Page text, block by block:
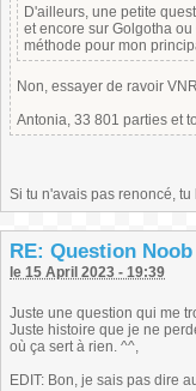
D'ailleurs, une petite
et encore sur Golgotha
méthode pour mon
Non, essayer de ravoir
Antonia, 33 801 parties et
Si tu n'avais pas renoncé,
RE: Question
le 15 April 2023 - 19:39
Juste une question qui me
Juste histoire que je ne
où ça sert à rien. ^^,
EDIT: Bon, je sais pas dire